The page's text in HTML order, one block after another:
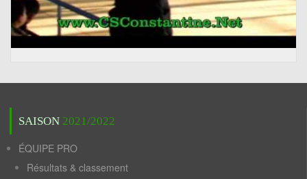
SAISON 2021/2022
ÉQUIPE PRO
Résultats & classement